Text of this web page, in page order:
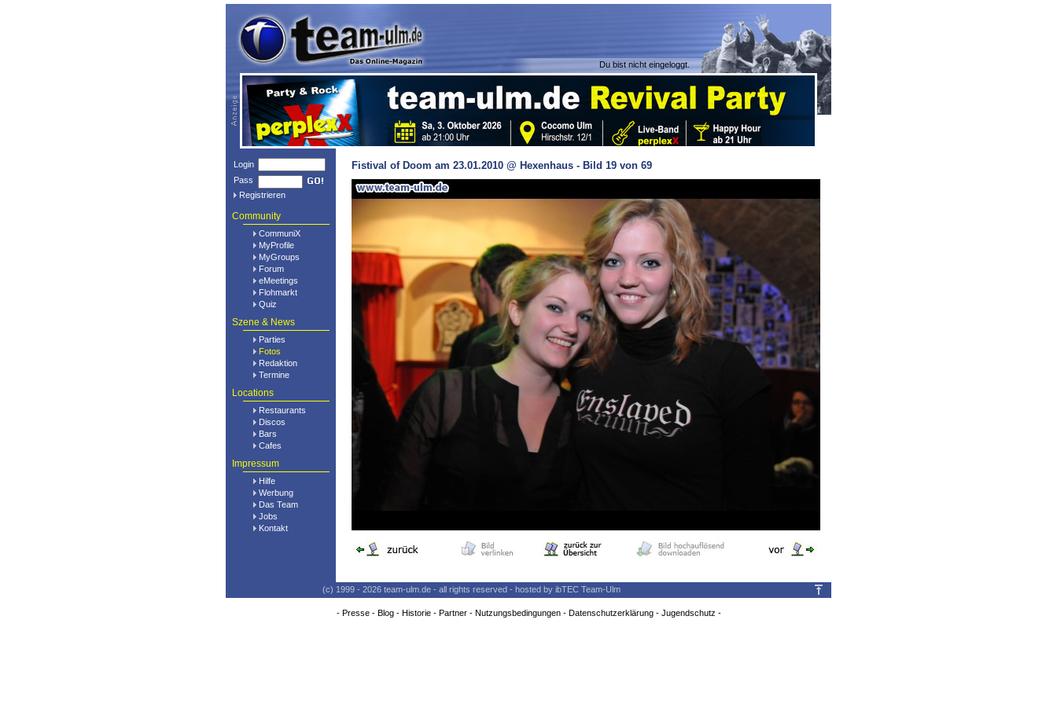
Du bist nicht eingeloggt.
Login
Pass
Registrieren
Community
CommuniX
MyProfile
MyGroups
Forum
eMeetings
Flohmarkt
Quiz
Szene & News
Parties
Fotos
Redaktion
Termine
Locations
Restaurants
Discos
Bars
Cafes
Impressum
Hilfe
Werbung
Das Team
Jobs
Kontakt
Fistival of Doom am 23.01.2010 @ Hexenhaus - Bild 19 von 69
(c) 1999 - 2026 team-ulm.de - all rights reserved - hosted by ibTEC Team-Ulm
- Presse- Blog- Historie- Partner- Nutzungsbedingungen- Datenschutzerklärung- Jugendschutz -